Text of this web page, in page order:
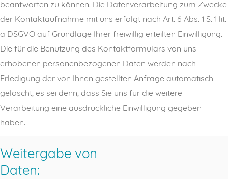
beantworten zu können. Die Datenverarbeitung zum Zwecke
der Kontaktaufnahme mit uns erfolgt nach Art. 6 Abs. 1 S. 1 lit.
a DSGVO auf Grundlage Ihrer freiwillig erteilten Einwilligung.
Die für die Benutzung des Kontaktformulars von uns
erhobenen personenbezogenen Daten werden nach
Erledigung der von Ihnen gestellten Anfrage automatisch
gelöscht, es sei denn, dass Sie uns für die weitere
Verarbeitung eine ausdrückliche Einwilligung gegeben
haben.
Weitergabe von
Daten: